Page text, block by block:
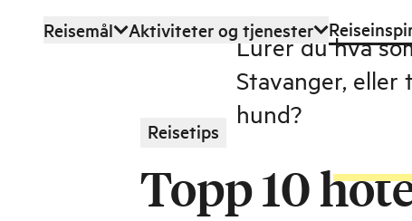
Hopp til hovedinnhold
Reisemål Aktiviteter og tjenester
Reisetips
Topp 10
Lurer du hva
Stavanger,
hund?